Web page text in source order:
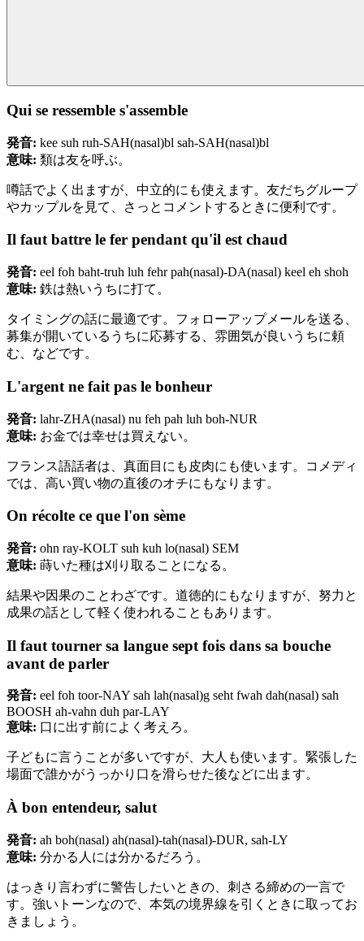
Qui se ressemble s'assemble
発音: kee suh ruh-SAH(nasal)bl sah-SAH(nasal)bl
意味: 類は友を呼ぶ。
噂話でよく出ますが、中立的にも使えます。友だちグループ
やカップルを見て、さっとコメントするときに便利です。
Il faut battre le fer pendant qu'il est chaud
発音: eel foh baht-truh luh fehr pah(nasal)-DA(nasal) keel eh shoh
意味: 鉄は熱いうちに打て。
タイミングの話に最適です。フォローアップメールを送る、
募集が開いているうちに応募する、雰囲気が良いうちに頼
む、などです。
L'argent ne fait pas le bonheur
発音: lahr-ZHA(nasal) nu feh pah luh boh-NUR
意味: お金では幸せは買えない。
フランス語話者は、真面目にも皮肉にも使います。コメディ
では、高い買い物の直後のオチにもなります。
On récolte ce que l'on sème
発音: ohn ray-KOLT suh kuh lo(nasal) SEM
意味: 蒔いた種は刈り取ることになる。
結果や因果のことわざです。道徳的にもなりますが、努力と
成果の話として軽く使われることもあります。
Il faut tourner sa langue sept fois dans sa bouche
avant de parler
発音: eel foh toor-NAY sah lah(nasal)g seht fwah dah(nasal) sah
BOOSH ah-vahn duh par-LAY
意味: 口に出す前によく考えろ。
子どもに言うことが多いですが、大人も使います。緊張した
場面で誰かがうっかり口を滑らせた後などに出ます。
À bon entendeur, salut
発音: ah boh(nasal) ah(nasal)-tah(nasal)-DUR, sah-LY
意味: 分かる人には分かるだろう。
はっきり言わずに警告したいときの、刺さる締めの一言で
す。強いトーンなので、本気の境界線を引くときに取ってお
きましょう。